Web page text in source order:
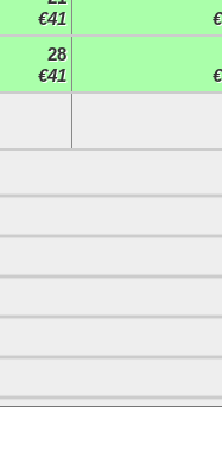
€41
28
€41